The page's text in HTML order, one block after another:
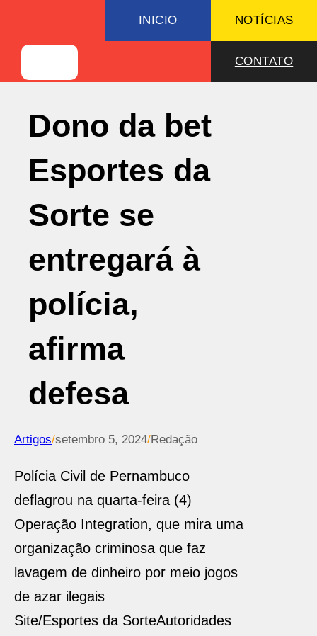
INICIO NOTÍCIAS
CONTATO
Dono da bet
Esportes da
Sorte se
entregará à
polícia,
afirma
defesa
Artigos/setembro 5, 2024/Redação
Polícia Civil de Pernambuco
deflagrou na quarta-feira (4)
Operação Integration, que mira uma
organização criminosa que faz
lavagem de dinheiro por meio jogos
de azar ilegais
Site/Esportes da SorteAutoridades